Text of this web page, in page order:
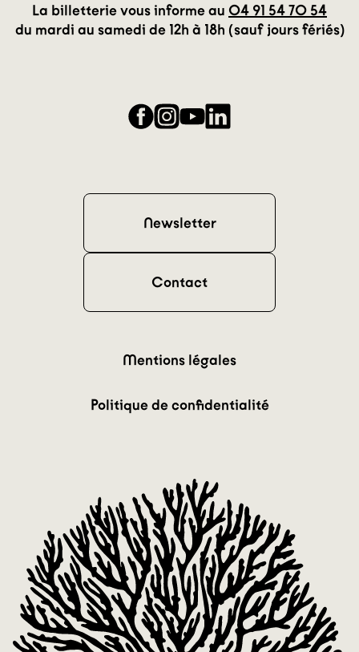
La billetterie vous informe au 04 91 54 70 54
du mardi au samedi de 12h à 18h (sauf jours fériés)
Facebook
Instagram
YouTubeLinkedIn
Newsletter
Contact
Mentions légales
Politique de confidentialité